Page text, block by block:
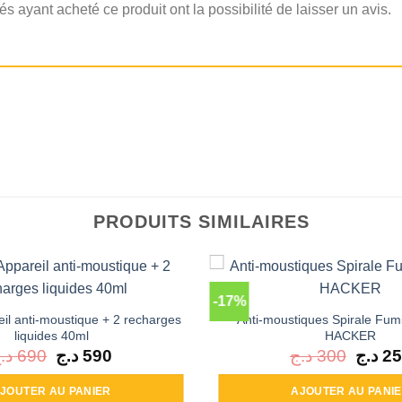
ayant acheté ce produit ont la possibilité de laisser un avis.
PRODUITS SIMILAIRES
anti-moustique + 2 recharges
liquides 40ml
690
Le
prix
initial
était :
590 د.ج
actuel
AU PANIER
-17%
Anti-moustiques Spirale
HACKER
300 د.ج
Le
prix
initial
était :
د.ج
AJOUTER AU